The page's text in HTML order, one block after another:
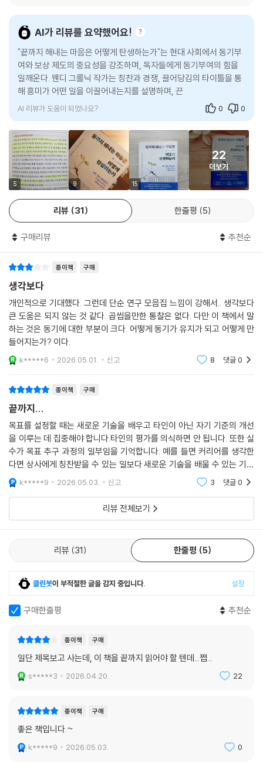
은 두 가지를 결합할 수 있다고 말한다. 명확한 기대와 지침, 진행 상황에
대한 피드백의 형태로 이루어진 구조는 사람들에게 행동을 계획하고 실행
--- 「8장 규칙과 지침은 없을수록 좋다?」 중에서
성공했을 때 똑똑하다고 말해주는 것은 직관적으로도 훌륭한 격려인 것처
럼 보인다. 특히 지능의 가치를 높게 치는 사회에서는 똑똑하다는 말이 듣
는 사람의 기분을 단번에 좋게 만든다. 그래서 우리는 선한 의도로 재능을
칭찬하며, 이것이 힘든 상황이 닥쳤을 때 동력이 될 거라 가정하지만 장기
적으로는 오히려 역효과를 낸다. 이 신화 뒤에는 ‘자기 충족적 예언’이 자리
잡고 있다.
--- 「9장 칭찬은 고래도 춤추게 한다는 착각」 중에서
다고 지적한다.
이러한 접근은 개인뿐 아니라 부모, 교사, 조직 관리자 등 누군가의 행동을
이끌어야 하는 사람들에게도 실질적인 통찰을 제공한다. 실제로 이 책은
동기부여를 위한 핵심 ‘활성 성분’으로 자기결정성 이론의 세 가지 축인 ‘유
능감, 자율성, 관계성’을 제시한다. 나아가 단순한 조언을 넘어 목표를 현실
로 만드는 구체적인 인지 전략까지 제시한다. 예를 들면 다음과 같다.
· 실행 의도(If-Then 전략): “만약 ~하면 ~할 것이다”라고 특정 상황에
서 어떤 행동을 할지 미리 설계하는 것만으로도 의사 결정의 피로를 줄여
실행 가능성을 비약적으로 높일 수 있다.
· 정신적 대조: 원하는 미래와 그것을 가로막는 현실의 장애물을 동시에 인
식해 실행력을 높인다.
· 자기 조절 및 메타인지: 진행 상황을 모니터링하고 성과를 스스로 평가하
며 전략을 수정하는 능력을 기른다.
10단계 멘탈 설계의 지도
『끝까지 해내는 마음은 어떻게 탄생하는가』는 동기부여를 의지의 문제가
아닌 과학의 영역으로 끌어올린다. 그리고 독자에게 묻는다. “당신에게 없
는 것은 의지가 아니라, 인간 마음의 작동 방식을 이해하는 지도였던 것은
아닐까?” 이 책은 그 지도를 처음부터 다시 그려주는 책이다.
이 책의 백미는 마지막 ‘나가며’에 수록된 “동기흐름도”다. 에너지가 고갈
예/아니오로 답을 따라가다 보면, 지금 필요한 것이 무엇인지 정확히 짚어
낼 수 있다. 이직을 하려는 친구, 도무지 운동할 시간이 없다는 핑계를 대는
시뮬레이션해볼 수 있는 생생한 사례들이 실려 있어 일상에 적용해볼 수
있다.
되며 형성되는 과정이다. 다시 말해 동기부여는 이론적 지식이 아니라 원
하는 삶을 만들어주는 기술에 가깝다. 독자는 왜 나는 동기부여 영상을 아
무리 봐도 무기력한지, 왜 항상 생각만 하고 마는지, 왜 나는 쉽게 포기하는
지, 팀원들이 성과를 내게 하려면 어떻게 해야 하는지까지 수많은 고민에
대한 확실한 해답을 이 책에서 찾을 수 있을 것이다.
끝까지 해내는 마음은 어느 날 갑자기 생기는 특별한 재능이 아니다. 그것
은 작은 행동과 환경 그리고 올바른 이해가 만들어내는 결과다. 동기는 만
들어지길 기다리는 감정이 아니라, 행동하면서 만들어지는 뇌의 과정이다.
동기가 생겨서 움직이는 것이 아니다. 인간 행동에 대한 이해를 갖추고 첫
걸음을 내딛는 순간, 동기는 그 위에서 저절로 자라난다.
- 정재승 (KAIST 뇌인지과학과 + 융합인재학부 교수)
동기부여에 대한 일반적인 가정을 재고해볼 준비를 하라. 이 책은 명확한
증거와 생생한 예시를 통해 왜 당신이 자신의 잠재력을 종종 잘못 판단하
는지, 왜 시각화가 목표 달성에 도움이 되지 않는지, 왜 동기가 부여될 때까
지 기다리지 않고 즉시 시작해야 하는지 알려준다.
- 애덤 그랜트 (와튼스쿨 조직심리학과 교수, 『히든 포텐셜』 저자)
누구에게나 매우 도움이 되는 책이다. 저자들은 동기를 어떻게 끌어올리고
활용할 수 있는지 보여주면서, 우리가 잠재력을 발휘하도록 도와준다. 그
과정에서 수십 년 동안 사람들을 가로막은 고정관념도 깨뜨린다. 강력 추
- 캐롤 드웩 (스탠퍼드 대학교 심리학과 교수, 『마인드셋』 저자)
AI가 리뷰를 요약했어요!
"끝까지 해내는 마음은 어떻게 탄생하는가"는 현대 사회에서 동기부
여와 보상 제도의 중요성을 강조하며, 독자들에게 동기부여의 힘을
일깨운다. 웬디 그롤닉 작가는 칭찬과 경쟁, 끌어당김의 타이틀을 통
해 흥미가 어떤 일을 이끌어내는지를 설명하며, 끈기가 흥미라는 점
에 깊이 공감하게 한다. 보상 제도를 통해 일
AI 리뷰가 도움이 되었나요? 0 0
22
더보기
리뷰 31
생각보다
개인적으로 기대했다. 그런데 단순 연구 모음집 느낌이 강해서.. 생각보다
큰 도움은 되지 않는 것 같다. 곱씹을만한 통찰은 없다. 다만 이 책에서 말
하는 것은 동기에 대한 부분이 크다. 어떻게 동기가 유지가 되고 어떻게 만
들어지는가? 이다.
끝까지...
목표를 설정할 때는 새로운 기술을 배우고 타인이 아닌 자기 기준의 개선
을 이루는 데 집중해야 합니다.타인의 평가를 의식하면 안 됩니다. 또한 실
수가 목표 추구 과정의 일부임을 기억합니다. 예를 들면 커리어를 생각한
다면 상사에게 칭찬받을 수 있는 일보다 새로운 기술을 배울 수 있는 기회
를 선택하는 것입니다.
k*****9 2026.05.03. 신고 3 댓글0
리뷰 전체보기
한줄평 5
종이책 구매
일단 제목보고 사는데, 이 책을 끝까지 읽어야 할 텐데...쩝...
좋은 책입니다.~